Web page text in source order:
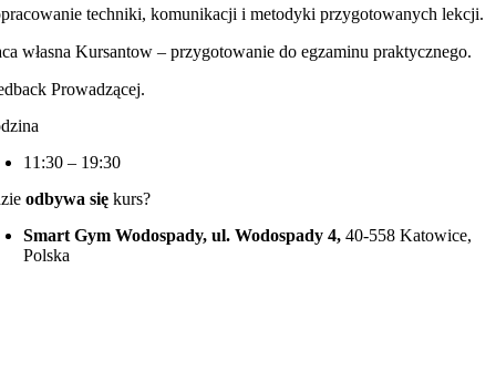
techniki, komunikacji i metodyki przygotowanych lekcji.
własna Kursantow – przygotowanie do egzaminu praktycznego.
Prowadzącej.
11:30 – 19:30
odbywa się kurs?
Smart Gym Wodospady, ul. Wodospady 4, 40-558 Katowice,
Polska